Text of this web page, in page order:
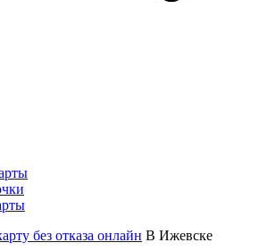
без отказа онлайн В Ижевске